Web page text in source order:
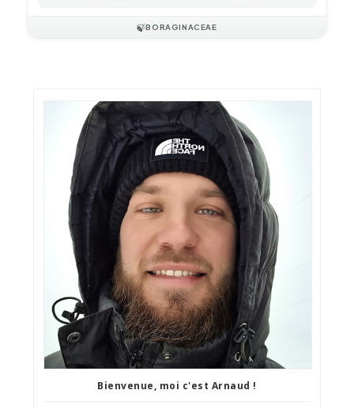
🍃BORAGINACEAE
Bienvenue, moi c'est Arnaud !